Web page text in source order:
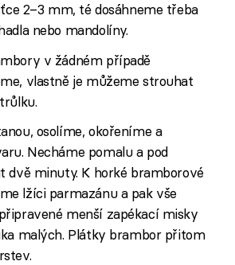
2–3 mm, té dosáhneme třeba
nebo mandolíny.
v žádném případě
vlastně je můžeme strouhat
osolíme, okořeníme a
Necháme pomalu a pod
dvě minuty. K horké bramborové
lžíci parmazánu a pak vše
menší zapékací misky
malých. Plátky brambor přitom